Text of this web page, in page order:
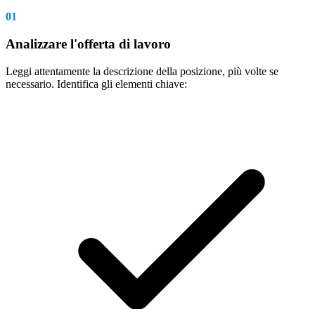
01
Analizzare l'offerta di lavoro
Leggi attentamente la descrizione della posizione, più volte se
necessario. Identifica gli elementi chiave: